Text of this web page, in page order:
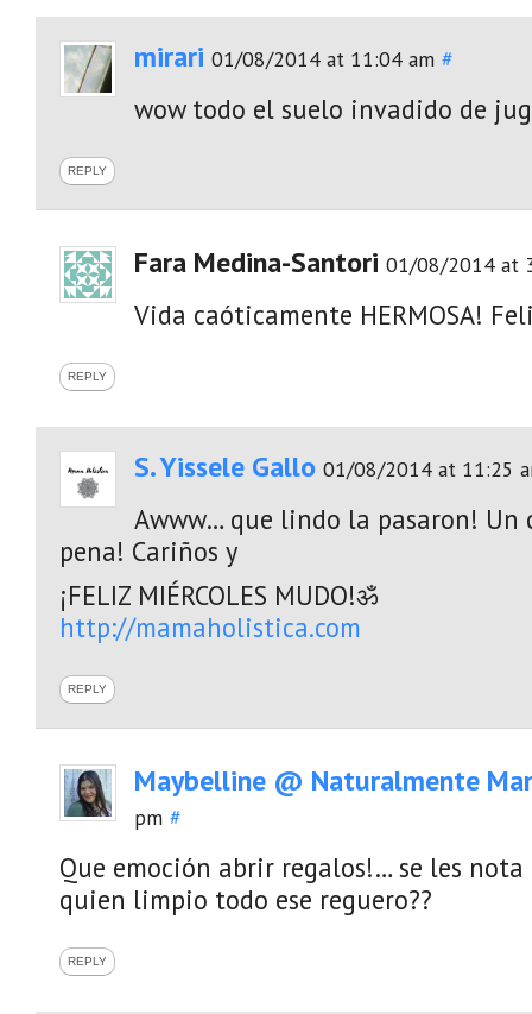
mirari 01/08/2014 at 11:04 am #
wow todo el suelo invadido de
REPLY
Fara Medina-Santori 01/08/2014 at
Vida caóticamente HERMOSA!
REPLY
S. Yissele Gallo 01/08/2014 at 11:25
Awww… que lindo la pasaron! Un
pena! Cariños y
¡FELIZ MIÉRCOLES MUDO!ॐ
http://mamaholistica.com
REPLY
Maybelline @ Naturalmente
pm #
Que emoción abrir regalos!… se les nota
quien limpio todo ese reguero??
REPLY